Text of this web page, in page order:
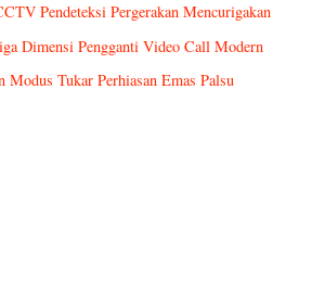
Pendeteksi Pergerakan Mencurigakan
Dimensi Pengganti Video Call Modern
Modus Tukar Perhiasan Emas Palsu